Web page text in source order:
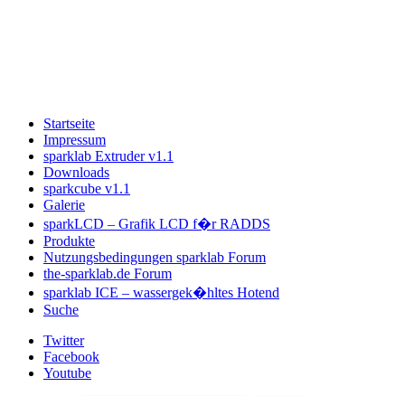
Startseite
Impressum
sparklab Extruder v1.1
Downloads
sparkcube v1.1
Galerie
sparkLCD – Grafik LCD f�r RADDS
Produkte
Nutzungsbedingungen sparklab Forum
the-sparklab.de Forum
sparklab ICE – wassergek�hltes Hotend
Suche
Twitter
Facebook
Youtube